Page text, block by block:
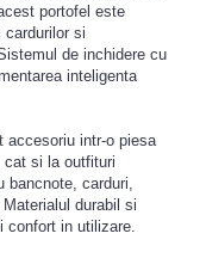
portofel este
cardurilor si
de inchidere cu
inteligenta
accesoriu intr-o piesa
si la outfituri
carduri,
durabil si
in utilizare.